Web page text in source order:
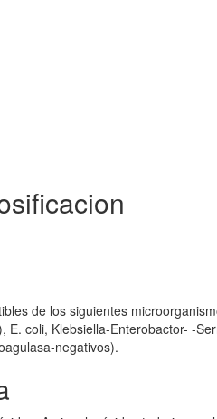
de los siguientes
coli, Klebsiella-Enterobactor- -
negativos).